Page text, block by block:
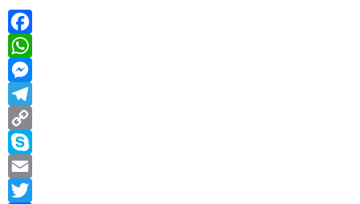
Facebook
WhatsApp
Messenger
Telegram
Copy
Link
Skype
Email